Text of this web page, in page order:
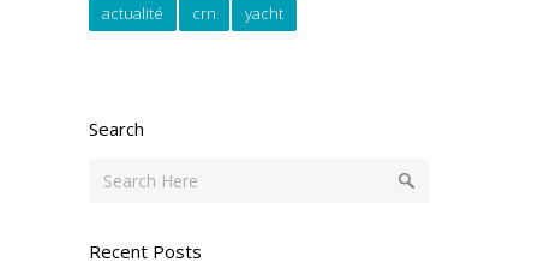
actualité crn yacht
Search
Recent Posts